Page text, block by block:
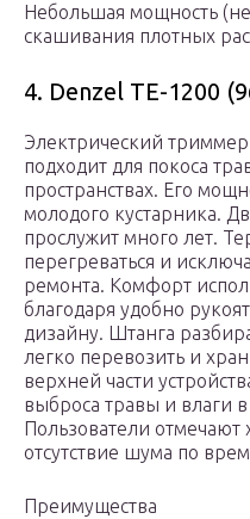
Небольшая мощность
скашивания плотных
4. Denzel TE-1200
Электрический триммер
подходит для покоса
пространствах. Его
молодого кустарника.
прослужит много лет.
перегреваться и
ремонта. Комфорт
благодаря удобно
дизайну. Штанга
легко перевозить и
верхней части
выброса травы и влаги
Пользователи отмечают
отсутствие шума по
Преимущества